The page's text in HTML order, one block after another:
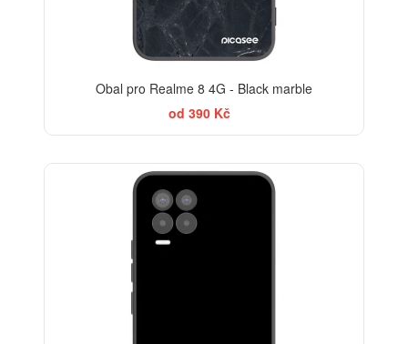
Obal pro Realme 8 4G - Black marble
od 390 Kč